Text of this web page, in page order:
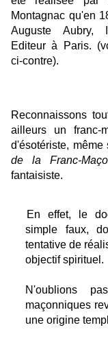
Montagnac qu'en
Auguste Aubry,
Editeur à Paris.
ci-contre).
Reconnaissons
ailleurs un franc-
d'ésotériste,
de la Franc-
fantaisiste.
En effet, le
simple faux,
tentative de
objectif spirituel.
N'oublions
maçonniques
une origine